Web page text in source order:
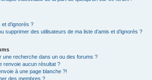
d’ignorés ?
supprimer des utilisateurs de ma liste d’amis et d’ignorés ?
une recherche dans un ou des forums ?
renvoie aucun résultat ?
à une page blanche ?!
des membres ?